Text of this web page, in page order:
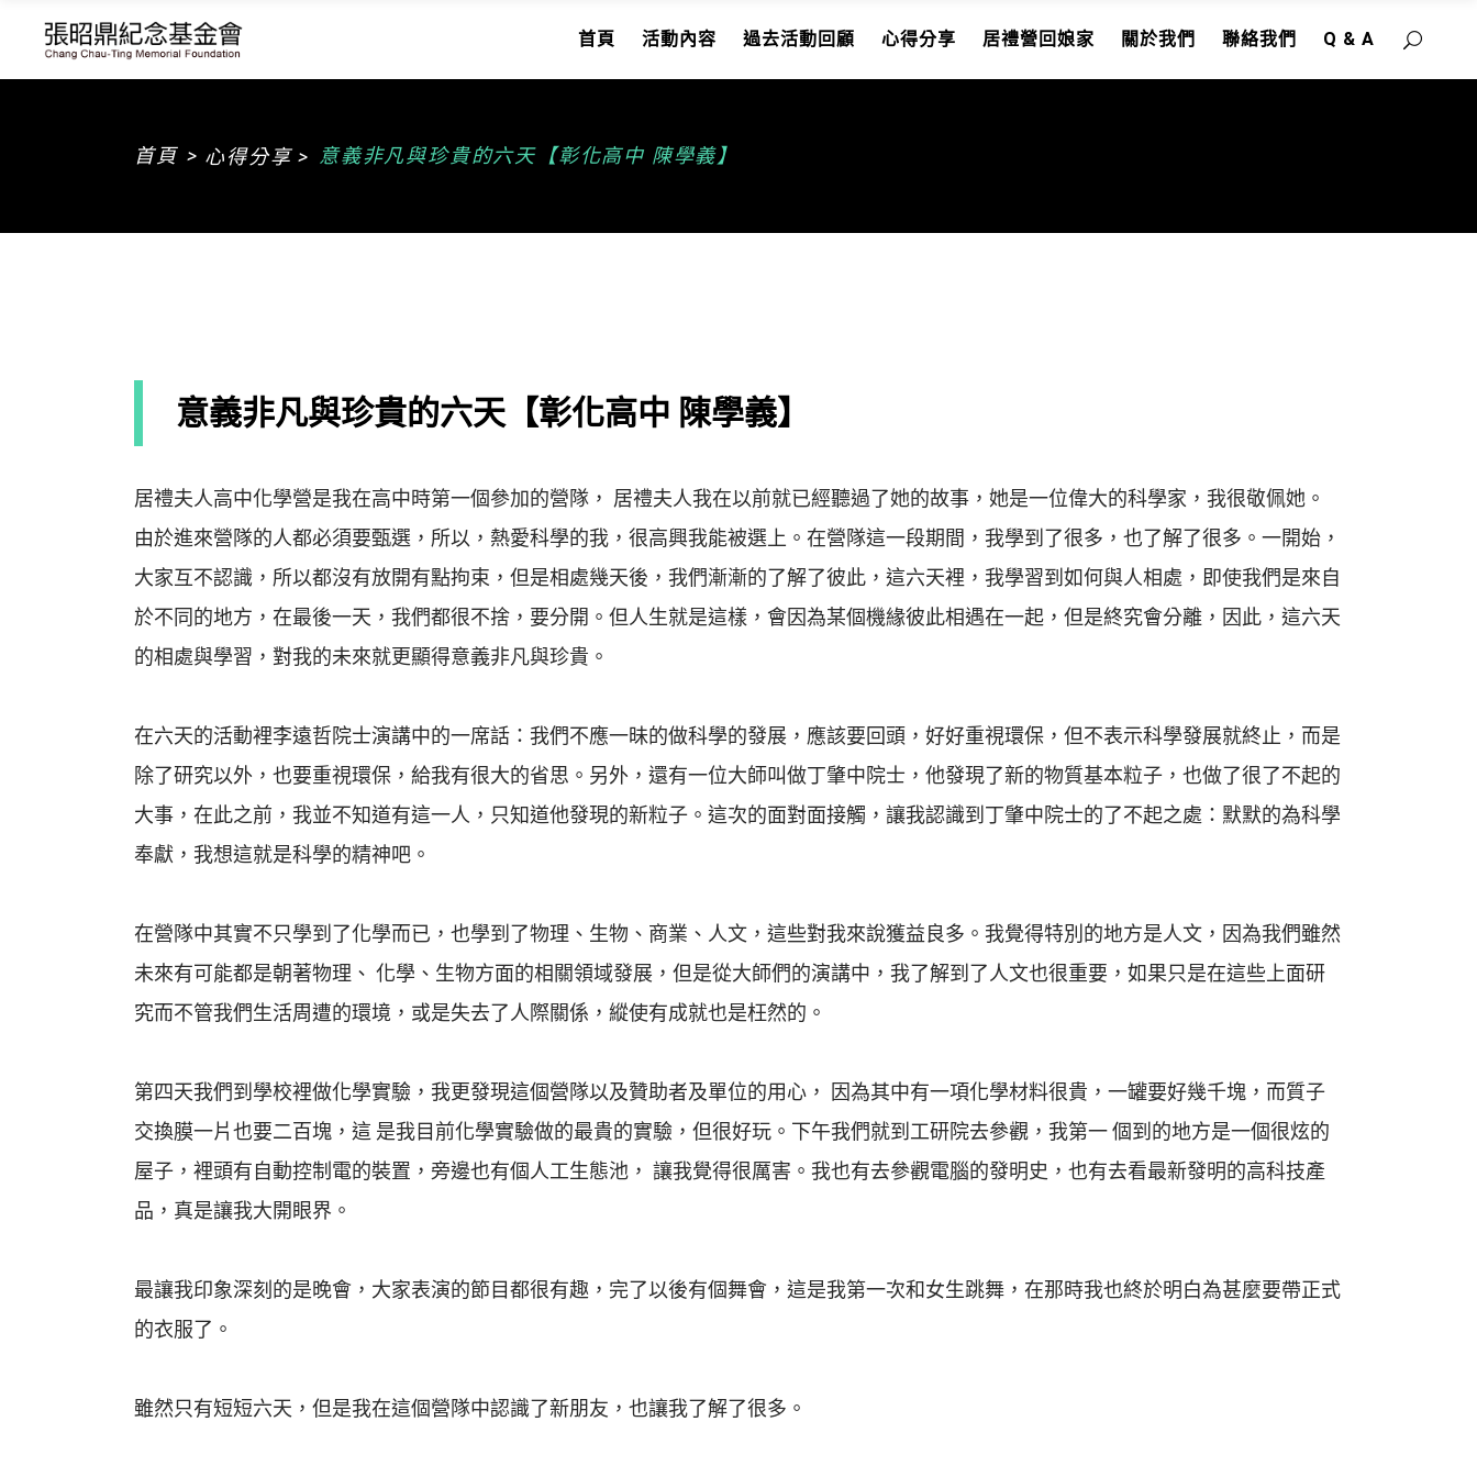
首頁 活動內容 過去活動回顧 心得分享 居禮營回娘家 關於我們 聯絡我們 Q & A
首頁 > 心得分享 > 意義非凡與珍貴的六天【彰化高中 陳學義】
意義非凡與珍貴的六天【彰化高中 陳學義】
居禮夫人高中化學營是我在高中時第一個參加的營隊， 居禮夫人我在以前就已經聽過了她的故事，她是一位偉大的科學家，我很敬佩她。
由於進來營隊的人都必須要甄選，所以，熱愛科學的我，很高興我能被選上。在營隊這一段期間，我學到了很多，也了解了很多。一開始，
大家互不認識，所以都沒有放開有點拘束，但是相處幾天後，我們漸漸的了解了彼此，這六天裡，我學習到如何與人相處，即使我們是來自
於不同的地方，在最後一天，我們都很不捨，要分開。但人生就是這樣，會因為某個機緣彼此相遇在一起，但是終究會分離，因此，這六天
的相處與學習，對我的未來就更顯得意義非凡與珍貴。
在六天的活動裡李遠哲院士演講中的一席話：我們不應一昧的做科學的發展，應該要回頭，好好重視環保，但不表示科學發展就終止，而是
除了研究以外，也要重視環保，給我有很大的省思。另外，還有一位大師叫做丁肇中院士，他發現了新的物質基本粒子，也做了很了不起的
大事，在此之前，我並不知道有這一人，只知道他發現的新粒子。這次的面對面接觸，讓我認識到丁肇中院士的了不起之處：默默的為科學
奉獻，我想這就是科學的精神吧。
在營隊中其實不只學到了化學而已，也學到了物理、生物、商業、人文，這些對我來說獲益良多。我覺得特別的地方是人文，因為我們雖然
未來有可能都是朝著物理、 化學、生物方面的相關領域發展，但是從大師們的演講中，我了解到了人文也很重要，如果只是在這些上面研
究而不管我們生活周遭的環境，或是失去了人際關係，縱使有成就也是枉然的。
第四天我們到學校裡做化學實驗，我更發現這個營隊以及贊助者及單位的用心， 因為其中有一項化學材料很貴，一罐要好幾千塊，而質子
交換膜一片也要二百塊，這 是我目前化學實驗做的最貴的實驗，但很好玩。下午我們就到工研院去參觀，我第一 個到的地方是一個很炫的
屋子，裡頭有自動控制電的裝置，旁邊也有個人工生態池， 讓我覺得很厲害。我也有去參觀電腦的發明史，也有去看最新發明的高科技產
品，真是讓我大開眼界。
最讓我印象深刻的是晚會，大家表演的節目都很有趣，完了以後有個舞會，這是我第一次和女生跳舞，在那時我也終於明白為甚麼要帶正式
的衣服了。
雖然只有短短六天，但是我在這個營隊中認識了新朋友，也讓我了解了很多。